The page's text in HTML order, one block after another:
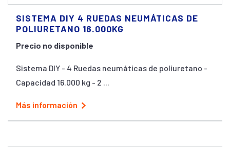
SISTEMA DIY 4 RUEDAS NEUMÁTICAS DE
POLIURETANO 16.000KG
Precio no disponible
Sistema DIY - 4 Ruedas neumáticas de poliuretano -
Capacidad 16.000 kg - 2 ...
Más información